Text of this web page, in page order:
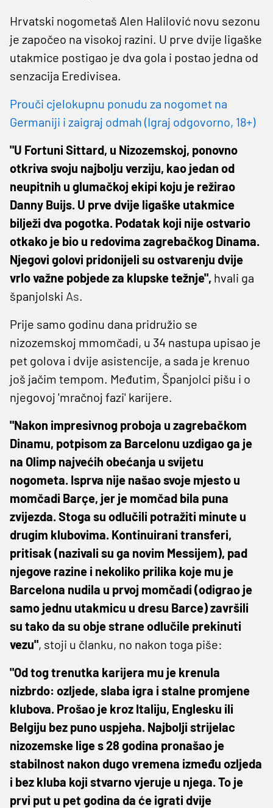
Hrvatski nogometaš Alen Halilović novu sezonu
je započeo na visokoj razini. U prve dvije ligaške
utakmice postigao je dva gola i postao jedna od
senzacija Eredivisea.
Prouči cjelokupnu ponudu za nogomet na
Germaniji i zaigraj odmah (Igraj odgovorno, 18+)
"U Fortuni Sittard, u Nizozemskoj, ponovno
otkriva svoju najbolju verziju, kao jedan od
neupitnih u glumačkoj ekipi koju je režirao
Danny Buijs. U prve dvije ligaške utakmice
bilježi dva pogotka. Podatak koji nije ostvario
otkako je bio u redovima zagrebačkog Dinama.
Njegovi golovi pridonijeli su ostvarenju dvije
vrlo važne pobjede za klupske težnje", hvali ga
španjolski As.
Prije samo godinu dana pridružio se
nizozemskoj mmomčadi, u 34 nastupa upisao je
pet golova i dvije asistencije, a sada je krenuo
još jačim tempom. Međutim, Španjolci pišu i o
njegovoj 'mračnoj fazi' karijere.
"Nakon impresivnog proboja u zagrebačkom
Dinamu, potpisom za Barcelonu uzdigao ga je
na Olimp najvećih obećanja u svijetu
nogometa. Isprva nije našao svoje mjesto u
momčadi Barçe, jer je momčad bila puna
zvijezda. Stoga su odlučili potražiti minute u
drugim klubovima. Kontinuirani transferi,
pritisak (nazivali su ga novim Messijem), pad
njegove razine i nekoliko prilika koje mu je
Barcelona nudila u prvoj momčadi (odigrao je
samo jednu utakmicu u dresu Barce) završili
su tako da su obje strane odlučile prekinuti
vezu", stoji u članku, no nakon toga piše:
"Od tog trenutka karijera mu je krenula
nizbrdo: ozljede, slaba igra i stalne promjene
klubova. Prošao je kroz Italiju, Englesku ili
Belgiju bez puno uspjeha. Najbolji strijelac
nizozemske lige s 28 godina pronašao je
stabilnost nakon dugo vremena između ozljeda
i bez kluba koji stvarno vjeruje u njega. To je
prvi put u pet godina da će igrati dvije